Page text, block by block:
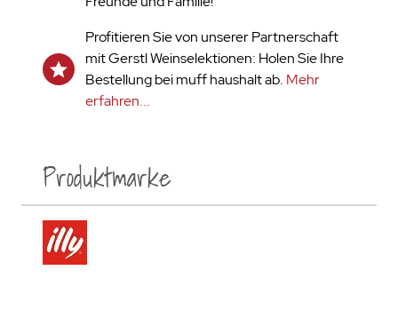
Profitieren Sie von unserer Partnerschaft
mit Gerstl Weinselektionen: Holen Sie Ihre
Bestellung bei muff haushalt ab. Mehr
erfahren...
Produktmarke